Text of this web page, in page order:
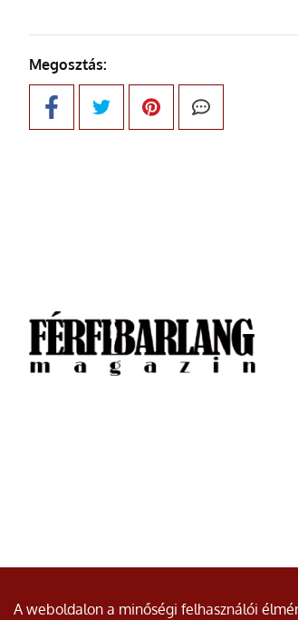
Megosztás:
© Minden jog fenntartva.
A weboldalon a minőségi felhasználói